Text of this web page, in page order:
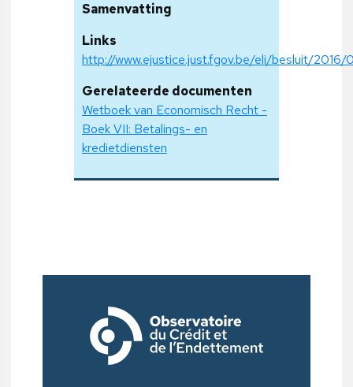
Samenvatting
Links
http://www.ejustice.just.fgov.be/eli/besluit/2016/
Gerelateerde documenten
Wetboek van Economisch Recht -
Boek VII: Betalings- en
kredietdiensten